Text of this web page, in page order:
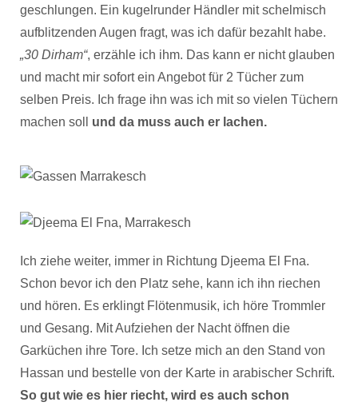
geschlungen. Ein kugelrunder Händler mit schelmisch
aufblitzenden Augen fragt, was ich dafür bezahlt habe.
„30 Dirham“, erzähle ich ihm. Das kann er nicht glauben
und macht mir sofort ein Angebot für 2 Tücher zum
selben Preis. Ich frage ihn was ich mit so vielen Tüchern
machen soll und da muss auch er lachen.
Ich ziehe weiter, immer in Richtung Djeema El Fna.
Schon bevor ich den Platz sehe, kann ich ihn riechen
und hören. Es erklingt Flötenmusik, ich höre Trommler
und Gesang. Mit Aufziehen der Nacht öffnen die
Garküchen ihre Tore. Ich setze mich an den Stand von
Hassan und bestelle von der Karte in arabischer Schrift.
So gut wie es hier riecht, wird es auch schon